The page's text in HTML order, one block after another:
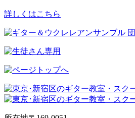
詳しくはこちら